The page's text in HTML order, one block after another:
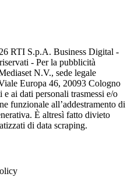
RTI S.p.A. Business Digital -
- Per la pubblicità
N.V., sede legale
Europa 46, 20093 Cologno
ai dati personali trasmessi e/o
funzionale all’addestramento di
È altresì fatto divieto
di data scraping.